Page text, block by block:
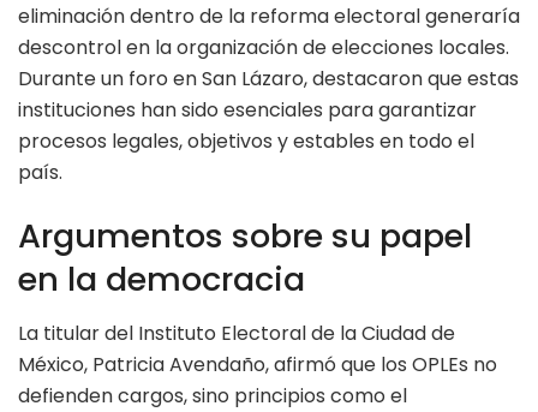
eliminación dentro de la reforma electoral generaría
descontrol en la organización de elecciones locales.
Durante un foro en San Lázaro, destacaron que estas
instituciones han sido esenciales para garantizar
procesos legales, objetivos y estables en todo el
país.
Argumentos sobre su papel
en la democracia
La titular del Instituto Electoral de la Ciudad de
México, Patricia Avendaño, afirmó que los OPLEs no
defienden cargos, sino principios como el